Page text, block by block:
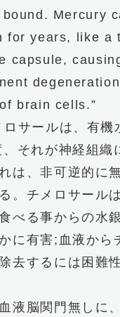
Mercury
for years, like a
capsule,
brain cells.”
ロサールは、有機
、それが神経組織
は、非可逆的に
。チメロサール
べる事からの水
に有害;血液から
去するには困難
液脳関門無しに